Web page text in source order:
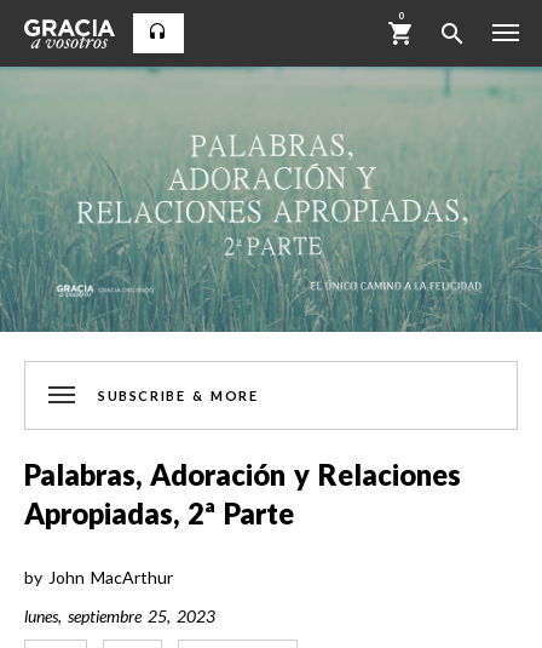
0
SUBSCRIBE & MORE
Palabras, Adoración y Relaciones
Apropiadas, 2ª Parte
by John MacArthur
lunes, septiembre 25, 2023